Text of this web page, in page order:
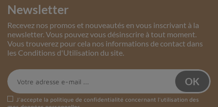
Newsletter
Recevez nos promos et nouveautés en vous inscrivant à la
newsletter. Vous pouvez vous désinscrire à tout moment.
Vous trouverez pour cela nos informations de contact dans
les Conditions d'Utilisation du site.
J'accepte la politique de confidentialité concernant l'utilisation des